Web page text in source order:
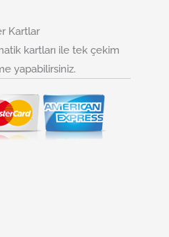
Kartlar
kartları ile tek çekim
yapabilirsiniz.